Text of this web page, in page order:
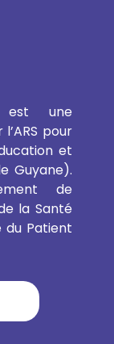
est une
pour
et
Guyane).
de
la Santé
du Patient